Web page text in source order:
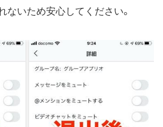
ないため安心してください。